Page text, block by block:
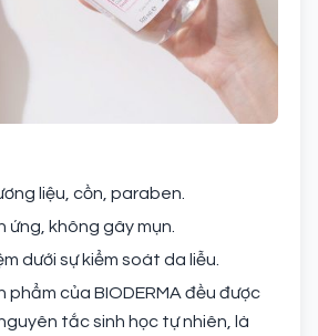
liệu, cồn, paraben.
ứng, không gây mụn.
dưới sự kiểm soát da liễu.
của BIODERMA đều được
tắc sinh học tự nhiên, là